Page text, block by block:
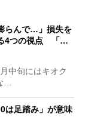
らんで…」損失を
4つの視点 「…
中旬にはキオク
…
は足踏み」が意味